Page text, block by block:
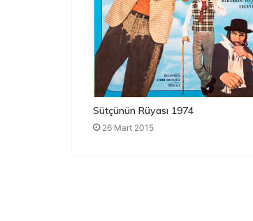
Sütçünün Rüyası 1974
26 Mart 2015